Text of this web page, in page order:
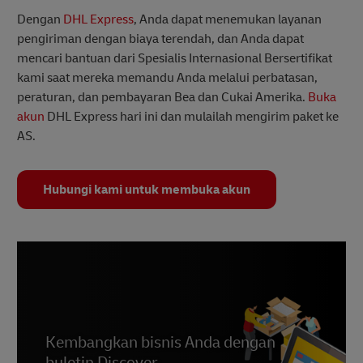
Dengan DHL Express, Anda dapat menemukan layanan
pengiriman dengan biaya terendah, dan Anda dapat
mencari bantuan dari Spesialis Internasional Bersertifikat
kami saat mereka memandu Anda melalui perbatasan,
peraturan, dan pembayaran Bea dan Cukai Amerika. Buka
akun DHL Express hari ini dan mulailah mengirim paket ke
AS.
Hubungi kami untuk membuka akun
Kembangkan bisnis Anda dengan